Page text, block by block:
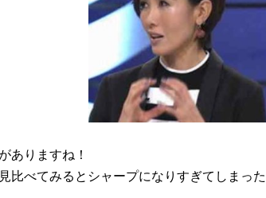
ありますね！
比べてみるとシャープになりすぎてしまっ